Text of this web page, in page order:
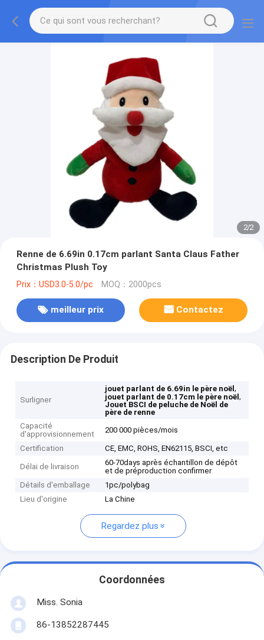
2/2
Renne de 6.69in 0.17cm parlant Santa Claus Father
Christmas Plush Toy
Prix：USD3.0-5.0/pc MOQ：2000pcs
meilleur prix Contactez
Description De Produit
Surligner
jouet parlant de 6.69in le père noël,
jouet parlant de 0.17cm le père noël,
Jouet BSCI de peluche de Noël de
père de renne
Capacité
d'approvisionnement
200 000 pièces/mois
Certification CE, EMC, ROHS, EN62115, BSCI, etc
Délai de livraison
60-70days après échantillon de dépôt
et de préproduction confirmer
Détails d'emballage
1pc/polybag
Lieu d'origine
La Chine
Regardez plus
Coordonnées
Miss. Sonia
86-13852287445